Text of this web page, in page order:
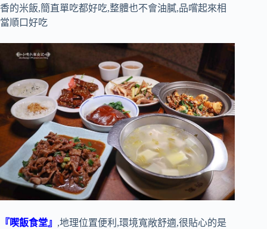
香的米飯,簡直單吃都好吃,整體也不會油膩,品嚐起來相
當順口好吃
『喫飯食堂』 ,地理位置便利,環境寬敞舒適,很貼心的是